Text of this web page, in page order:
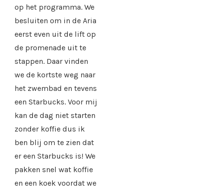
op het programma. We
besluiten om in de Aria
eerst even uit de lift op
de promenade uit te
stappen. Daar vinden
we de kortste weg naar
het zwembad en tevens
een Starbucks. Voor mij
kan de dag niet starten
zonder koffie dus ik
ben blij om te zien dat
er een Starbucks is! We
pakken snel wat koffie
en een koek voordat we